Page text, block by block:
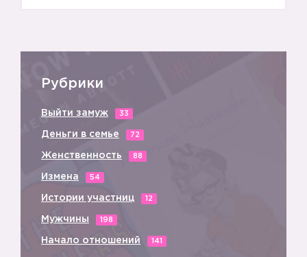
Рубрики
Выйти замуж 33
Деньги в семье 72
Женственность 88
Измена 54
Истории участниц 12
Мужчины 198
Начало отношений 141